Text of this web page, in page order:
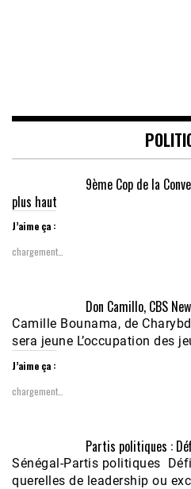
9ème Cop de la
plus haut
J’aime ça :
chargement…
Don Camillo, CBS
Camille Bounama, de
sera jeune L’occupation des
J’aime ça :
chargement…
Partis politiques :
Sénégal-Partis politiques
querelles de leadership ou